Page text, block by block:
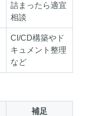
詰まったら適宜
相談
CI/CD構築やド
キュメント整理
など
補足